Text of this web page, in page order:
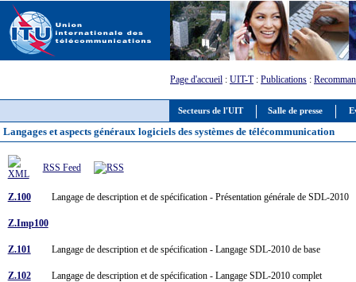
Secteurs de l'UIT Salle de presse
Page d'accueil : UIT-T: Publications :
Langages et aspects généraux logiciels des systèmes de télécommunication
RSS Feed
Z.100 Langage de description et de spécification - Présentation générale de SDL-2010
Z.Imp100
Z.101 Langage de description et de spécification - Langage SDL-2010 de base
Z.102 Langage de description et de spécification - Langage SDL-2010 complet